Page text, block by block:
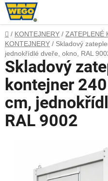
Přejít
na
obsah
Domů
/ KONTEJNERY / ZATEPLENÉ
KONTEJNERY / Skladový
jednokřídlé dveře, okno, RAL
Skladový
kontejner
cm,
RAL 9002